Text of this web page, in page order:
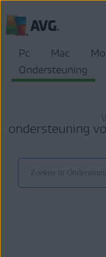
Pc Mac
Ondersteuning
ondersteuning